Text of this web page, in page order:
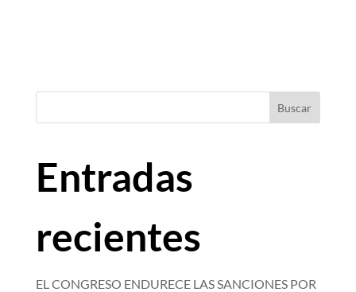
Buscar
Entradas
recientes
EL CONGRESO ENDURECE LAS SANCIONES POR